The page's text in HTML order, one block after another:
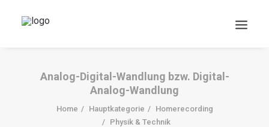
Analog-Digital-Wandlung bzw. Digital-
Analog-Wandlung
Home Hauptkategorie
Homerecording
Physik & Technik